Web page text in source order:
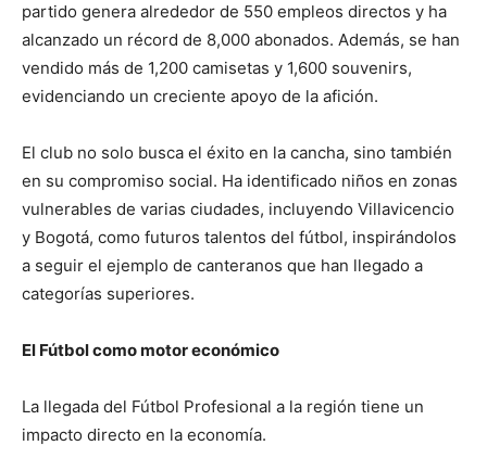
partido genera alrededor de 550 empleos directos y ha
alcanzado un récord de 8,000 abonados. Además, se han
vendido más de 1,200 camisetas y 1,600 souvenirs,
evidenciando un creciente apoyo de la afición.
El club no solo busca el éxito en la cancha, sino también
en su compromiso social. Ha identificado niños en zonas
vulnerables de varias ciudades, incluyendo Villavicencio
y Bogotá, como futuros talentos del fútbol, inspirándolos
a seguir el ejemplo de canteranos que han llegado a
categorías superiores.
El Fútbol como motor económico
La llegada del Fútbol Profesional a la región tiene un
impacto directo en la economía.